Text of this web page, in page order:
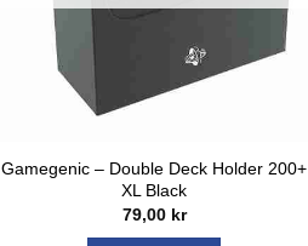
Gamegenic – Double Deck Holder 200+
XL Black
79,00 kr